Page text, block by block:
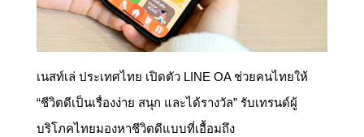
เนสท์เล่ ประเทศไทย เปิดตัว LINE OA ช่วยคนไทยให้
“ชีวิตดีเป็นเรื่องง่าย สนุก และได้รางวัล” รับเทรนด์ผู้
บริโภคไทยมองหาชีวิตดีแบบที่เอื้อมถึง